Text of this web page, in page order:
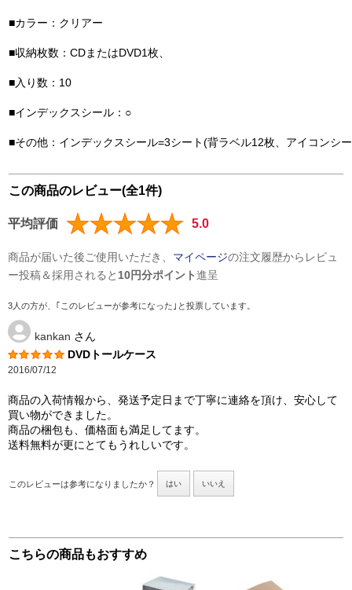
■カラー：クリアー
■収納枚数：CDまたはDVD1枚、
■入り数：10
■インデックスシール：○
■その他：インデックスシール=3シート(背ラベル12枚、アイコンシ
この商品のレビュー(全1件)
平均評価 5.0
商品が届いた後ご使用いただき、 マイページの注文履歴からレビュ
ー投稿＆採用されると 10円分ポイント進呈
3人の方が、｢このレビューが参考になった｣と投票しています。
kankan さん
DVDトールケース
2016/07/12
商品の入荷情報から、発送予定日まで丁寧に連絡を頂け、安心して
買い物ができました。
商品の梱包も、価格面も満足してます。
送料無料が更にとてもうれしいです。
このレビューは参考になりましたか？ はい いいえ
こちらの商品もおすすめ